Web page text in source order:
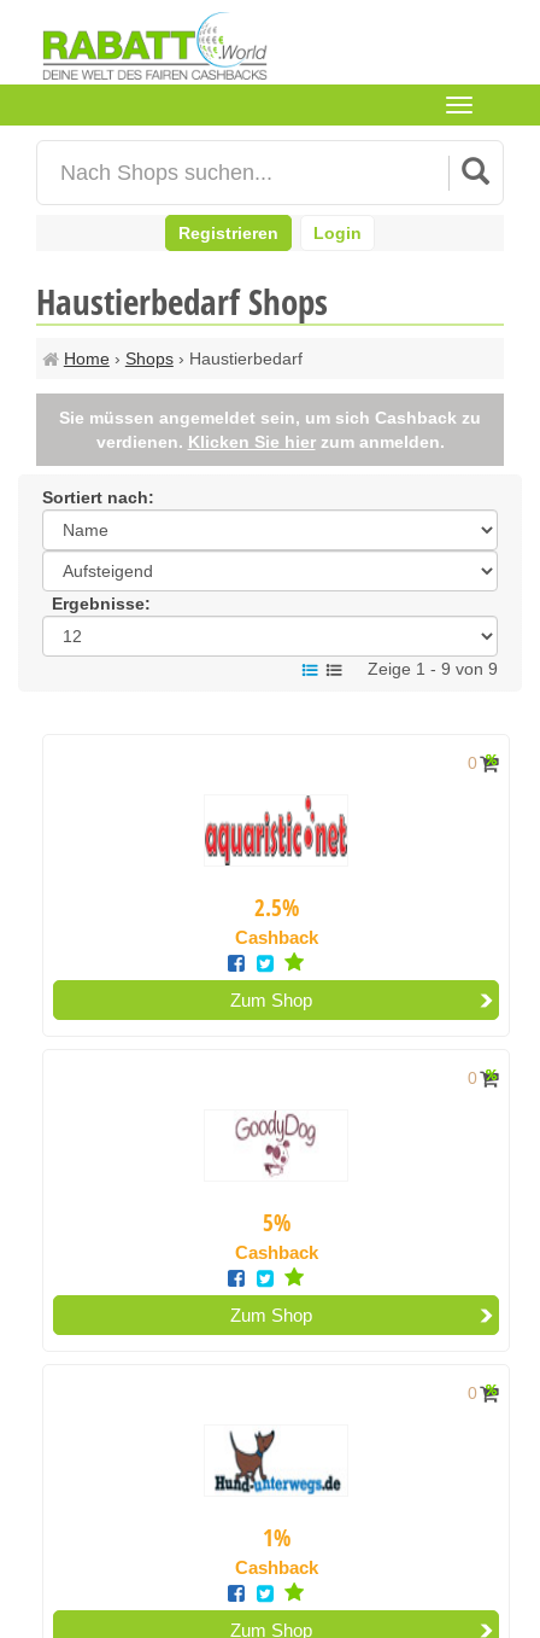
Registrieren Login
Toggle
navigation
Haustierbedarf Shops
Home› Shops› Haustierbedarf
Sie müssen angemeldet sein, um sich Cashback zu
verdienen. Klicken Sie hierzum anmelden.
Sortiert nach:
Ergebnisse:
Zeige 1 - 9 von 9
0
2.5%
Cashback
Zum Shop
0
5%
Cashback
Zum Shop
0
1%
Cashback
Zum Shop